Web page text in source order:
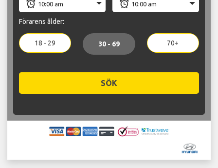
Förarens ålder:
18 - 29 30 - 69 70+
SÖK